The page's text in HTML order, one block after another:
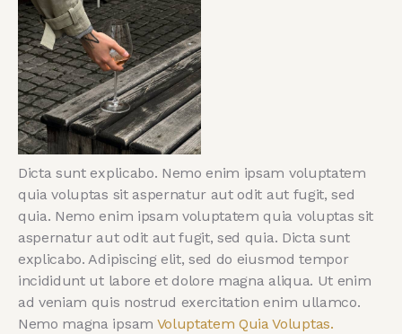
Dicta sunt explicabo. Nemo enim ipsam voluptatem
quia voluptas sit aspernatur aut odit aut fugit, sed
quia. Nemo enim ipsam voluptatem quia voluptas sit
aspernatur aut odit aut fugit, sed quia. Dicta sunt
explicabo. Adipiscing elit, sed do eiusmod tempor
incididunt ut labore et dolore magna aliqua. Ut enim
ad veniam quis nostrud exercitation enim ullamco.
Nemo magna ipsam Voluptatem Quia Voluptas.